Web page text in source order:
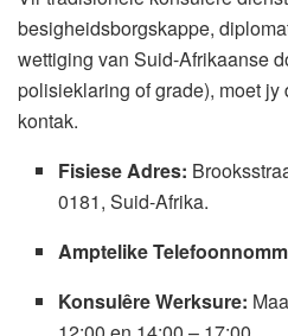
besigheidsborgskappe,
wettiging van Suid-Afrikaanse
polisieklaring of grade), moet
kontak.
Fisiese Adres:
0181, Suid-Afrika.
Amptelike
Konsulêre Werksure: